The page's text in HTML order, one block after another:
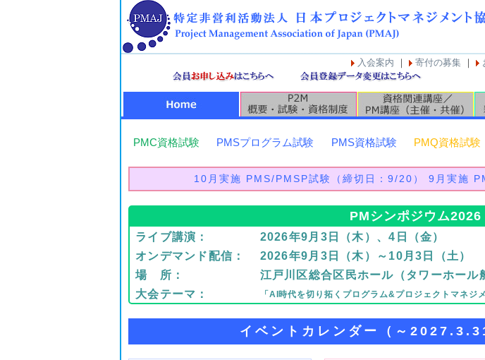
入会案内 ｜ 寄付の募集 ｜
PMC資格試験 PMSプログラム試験 PMS資格試験 PMQ資格試験
10月実施 PMS/PMSP試験（締切日：9/20） 9月実施
PMシンポジウム2026
ライブ講演：
2026年9月3日（木）、4日（金）
オンデマンド配信：
2026年9月3日（木）～10月3日（土）
場 所：
江戸川区総合区民ホール（タワーホール
大会テーマ：
「AI時代を切り拓くプログラム&プロジェクトマネジ
イベントカレンダー（～